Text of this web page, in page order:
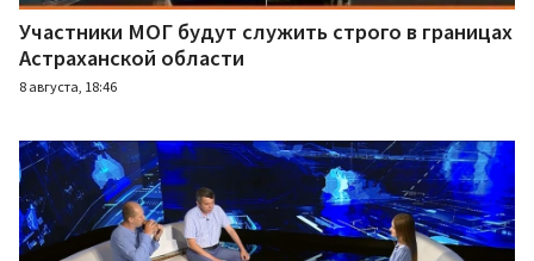
Участники МОГ будут служить строго в границах
Астраханской области
8 августа, 18:46